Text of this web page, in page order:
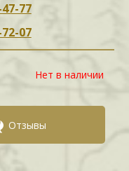
77
07
Нет в наличии
Отзывы